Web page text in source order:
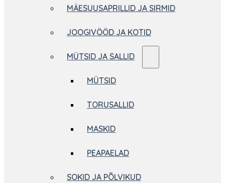
MÄESUUSAPRILLID JA SIRMID
JOOGIVÖÖD JA KOTID
MÜTSID JA SALLID
MÜTSID
TORUSALLID
MASKID
PEAPAELAD
SOKID JA PÕLVIKUD